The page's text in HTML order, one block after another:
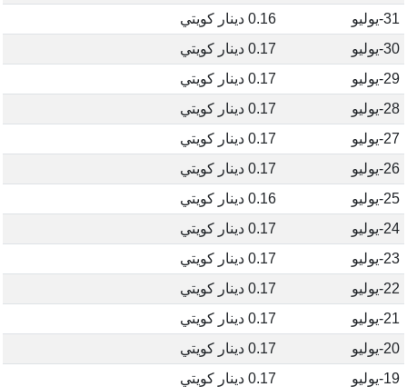
31-يوليو
0.16 دينار كويتي
30-يوليو
0.17 دينار كويتي
29-يوليو
0.17 دينار كويتي
28-يوليو
0.17 دينار كويتي
27-يوليو
0.17 دينار كويتي
26-يوليو
0.17 دينار كويتي
25-يوليو
0.16 دينار كويتي
24-يوليو
0.17 دينار كويتي
23-يوليو
0.17 دينار كويتي
22-يوليو
0.17 دينار كويتي
21-يوليو
0.17 دينار كويتي
20-يوليو
0.17 دينار كويتي
19-يوليو
0.17 دينار كويتي